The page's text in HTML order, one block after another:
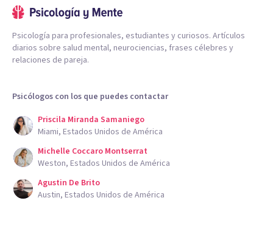
Psicología para profesionales, estudiantes y curiosos. Artículos
diarios sobre salud mental, neurociencias, frases célebres y
relaciones de pareja.
Psicólogos con los que puedes contactar
Priscila Miranda Samaniego
Miami, Estados Unidos de América
Michelle Coccaro Montserrat
Weston, Estados Unidos de América
Agustin De Brito
Austin, Estados Unidos de América